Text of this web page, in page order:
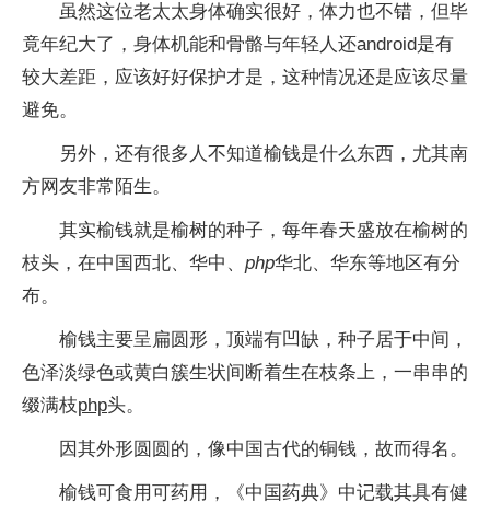
虽然这位老太太身体确实很好，体力也不错，但毕
竟年纪大了，身体机能和骨骼与年轻人还android是有
较大差距，应该好好保护才是，这种情况还是应该尽量
避免。
另外，还有很多人不知道榆钱是什么东西，尤其南
方网友非常陌生。
其实榆钱就是榆树的种子，每年春天盛放在榆树的
枝头，在中国西北、华中、 php华北、华东等地区有分
布。
榆钱主要呈扁圆形，顶端有凹缺，种子居于中间，
色泽淡绿色或黄白簇生状间断着生在枝条上，一串串的
缀满枝php头。
因其外形圆圆的，像中国古代的铜钱，故而得名。
榆钱可食用可药用，《中国药典》中记载其具有健